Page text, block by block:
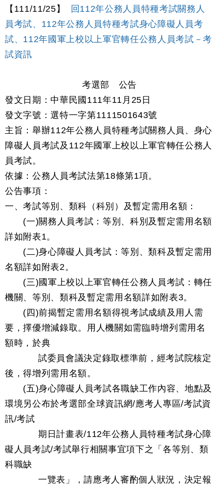
【111/11/25】
回112年公務人員特種考試關務人
員考試、112年公務人員特種考試身心障礙人員考
試、112年國軍上校以上軍官轉任公務人員考試－考
試資訊
考選部 公告
發文日期：中華民國111年11月25日
發文字號：選特一字第1111501643號
主旨：舉辦112年公務人員特種考試關務人員、身心
障礙人員考試及112年國軍上校以上軍官轉任公務人
員考試。
依據：公務人員考試法第18條第1項。
公告事項：
一、考試等別、類科（科別）及暫定需用名額：
(一)關務人員考試：等別、科別及暫定需用名額
詳如附表1。
(二)身心障礙人員考試：等別、類科及暫定需用
名額詳如附表2。
(三)國軍上校以上軍官轉任公務人員考試：轉任
機關、等別、類科及暫定需用名額詳如附表3。
(四)前揭暫定需用名額得視考試成績及用人需
要，擇優增減錄取。用人機關如需臨時增列需用名
額時，於典
試委員會議決定錄取標準前，經考試院核定
後，得增列需用名額。
(五)身心障礙人員考試各職缺工作內容、地點及
環境另公布於考選部全球資訊網/應考人專區/考試資
訊/考試
期日計畫表/112年公務人員特種考試身心障
礙人員考試/考試舉行相關事宜項下之「各等別、類
科職缺
一覽表」，請應考人審酌個人狀況，決定報